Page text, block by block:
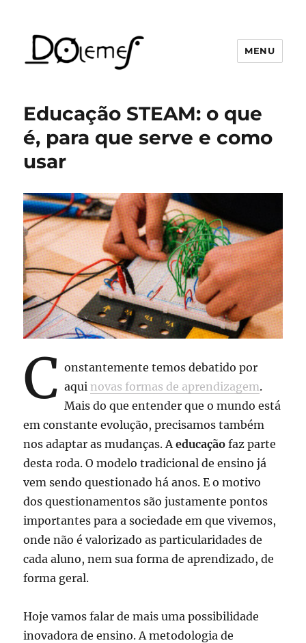
MENU
Educação STEAM: o que
é, para que serve e como
usar
C onstantemente temos debatido por
aquinovas formas de aprendizagem.
Mais do que entender que o mundo está
em constante evolução, precisamos também
nos adaptar as mudanças. Aeducação faz parte
desta roda. O modelo tradicional de ensino já
vem sendo questionado há anos. E o motivo
dos questionamentos são justamente pontos
importantes para a sociedade em que vivemos,
onde não é valorizado as particularidades de
cada aluno, nem sua forma de aprendizado, de
forma geral.
Hoje vamos falar de mais uma possibilidade
inovadora de ensino. A metodologia de